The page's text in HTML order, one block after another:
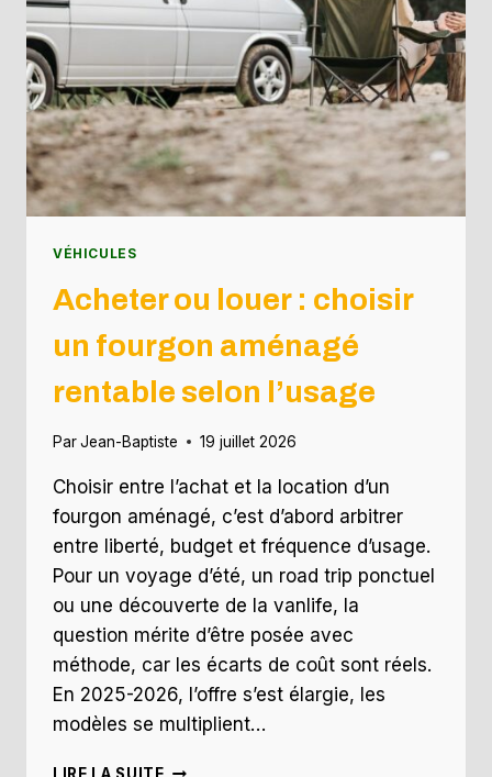
VÉHICULES
Acheter ou louer : choisir
un fourgon aménagé
rentable selon l’usage
ParJean-Baptiste 19 juillet 2026
Choisir entre l’achat et la location d’un
fourgon aménagé, c’est d’abord arbitrer
entre liberté, budget et fréquence d’usage.
Pour un voyage d’été, un road trip ponctuel
ou une découverte de la vanlife, la
question mérite d’être posée avec
méthode, car les écarts de coût sont réels.
En 2025-2026, l’offre s’est élargie, les
modèles se multiplient…
ACHETER